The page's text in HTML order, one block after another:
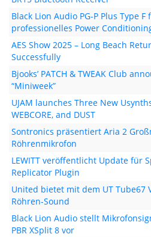
Black Lion Audio PG-P Plus Type F
professionelles Power
AES Show 2025 – Long Beach
Successfully
Bjooks’ PATCH & TWEAK Club
“Miniweek”
UJAM launches Three New
WEBCORE, and DUST
Sontronics präsentiert Aria 2
Röhrenmikrofon
LEWITT veröffentlicht Update für
Replicator Plugin
United bietet mit dem UT Tube67
Röhren-Sound
Black Lion Audio stellt
PBR XSplit 8 vor